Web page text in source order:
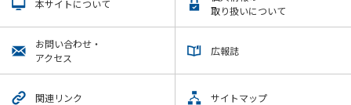
本サイトについて
取り扱いについて
お問い合わせ・
アクセス
広報誌
関連リンク サイトマップ